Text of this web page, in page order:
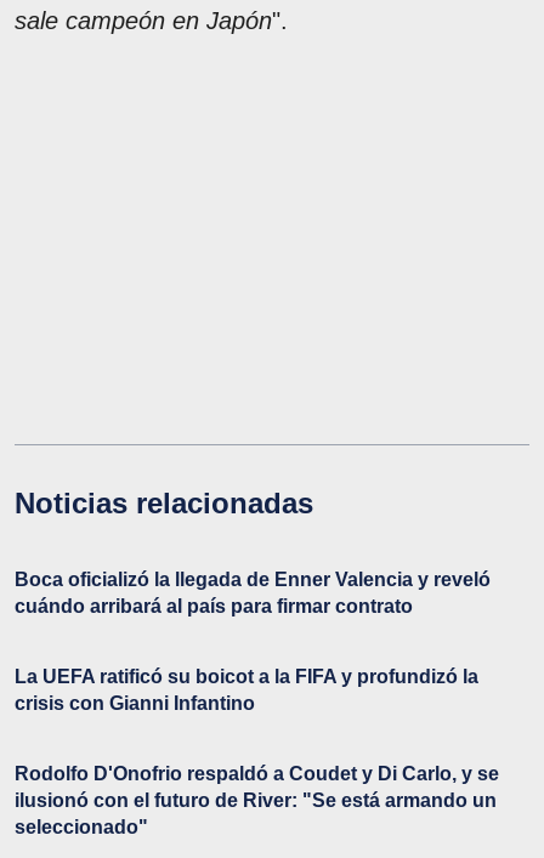
sale campeón en Japón".
Noticias relacionadas
Boca oficializó la llegada de Enner Valencia y reveló
cuándo arribará al país para firmar contrato
La UEFA ratificó su boicot a la FIFA y profundizó la
crisis con Gianni Infantino
Rodolfo D'Onofrio respaldó a Coudet y Di Carlo, y se
ilusionó con el futuro de River: "Se está armando un
seleccionado"